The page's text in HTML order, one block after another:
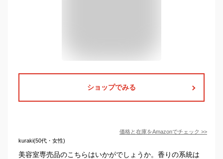
ショップでみる
価格と在庫をAmazonでチェック >>
kuraki(50代・女性)
美容室専売品のこちらはいかがでしょうか。香りの系統は